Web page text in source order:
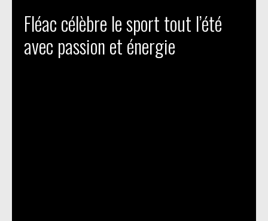
Fléac célèbre le sport tout l’été
avec passion et énergie